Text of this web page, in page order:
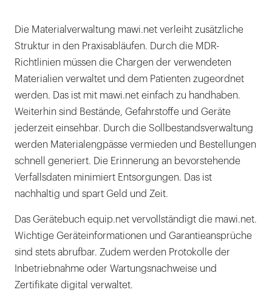
Die Materialverwaltung mawi.net verleiht zusätzliche
Struktur in den Praxisabläufen. Durch die MDR-
Richtlinien müssen die Chargen der verwendeten
Materialien verwaltet und dem Patienten zugeordnet
werden. Das ist mit mawi.net einfach zu handhaben.
Weiterhin sind Bestände, Gefahrstoffe und Geräte
jederzeit einsehbar. Durch die Sollbestandsverwaltung
werden Materialengpässe vermieden und Bestellungen
schnell generiert. Die Erinnerung an bevorstehende
Verfallsdaten minimiert Entsorgungen. Das ist
nachhaltig und spart Geld und Zeit.
Das Gerätebuch equip.net vervollständigt die mawi.net.
Wichtige Geräteinformationen und Garantieansprüche
sind stets abrufbar. Zudem werden Protokolle der
Inbetriebnahme oder Wartungsnachweise und
Zertifikate digital verwaltet.